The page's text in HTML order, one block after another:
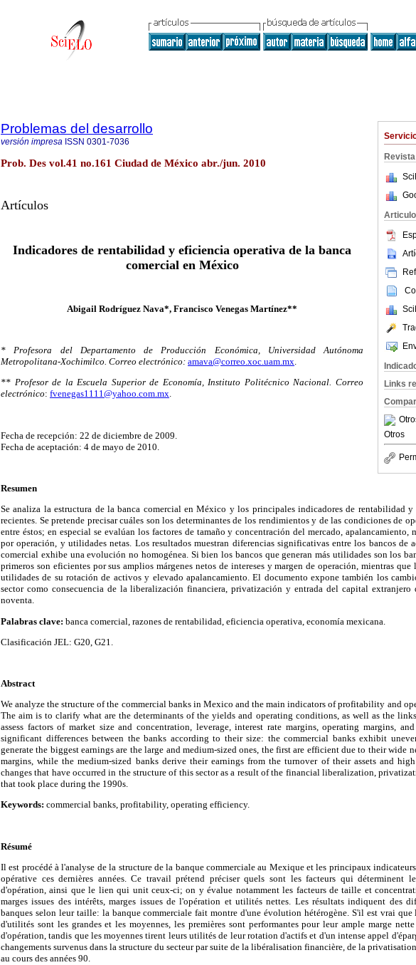
Revista
Articulo
Links
Otros
Problemas del desarrollo
versión impresa ISSN 0301-7036
Prob. Des vol.41 no.161 Ciudad de México abr./jun. 2010
Artículos
Indicadores de rentabilidad y eficiencia operativa de la banca
comercial en México
Abigail Rodríguez Nava*, Francisco Venegas Martínez**
* Profesora del Departamento de Producción Económica, Universidad Autónoma
Metropolitana-Xochimilco. Correo electrónico: amava@correo.xoc.uam.mx.
** Profesor de la Escuela Superior de Economía, Instituto Politécnico Nacional. Correo
electrónico: fvenegas1111@yahoo.com.mx.
Fecha de recepción: 22 de diciembre de 2009.
Fecha de aceptación: 4 de mayo de 2010.
Resumen
Se analiza la estructura de la banca comercial en México y los principales indicadores de rentabilidad
recientes. Se pretende precisar cuáles son los determinantes de los rendimientos y de las condiciones de
entre éstos; en especial se evalúan los factores de tamaño y concentración del mercado, apalancamiento,
por operación, y utilidades netas. Los resultados muestran diferencias significativas entre los bancos de
comercial exhibe una evolución no homogénea. Si bien los bancos que generan más utilidades son los
primeros son eficientes por sus amplios márgenes netos de intereses y margen de operación, mientras que
utilidades de su rotación de activos y elevado apalancamiento. El documento expone también los
sector como consecuencia de la liberalización financiera, privatización y entrada del capital
noventa.
Palabras clave: banca comercial, razones de rentabilidad, eficiencia operativa, economía mexicana.
Clasificación JEL: G20, G21.
Abstract
We analyze the structure of the commercial banks in Mexico and the main indicators of profitability and
The aim is to clarify what are the determinants of the yields and operating conditions, as well as the
assess factors of market size and concentration, leverage, interest rate margins, operating margins,
significant differences between the banks according to their size: the commercial banks exhibit
generate the biggest earnings are the large and medium-sized ones, the first are efficient due to their wide
margins, while the medium-sized banks derive their earnings from the turnover of their assets and
changes that have occurred in the structure of this sector as a result of the financial liberalization,
that took place during the 1990s.
Keywords: commercial banks, profitability, operating efficiency.
Résumé
Il est procédé à l'analyse de la structure de la banque commerciale au Mexique et les principaux
opérative ces dernières années. Ce travail prétend préciser quels sont les facteurs qui déterminent
d'opération, ainsi que le lien qui unit ceux-ci; on y évalue notamment les facteurs de taille et
marges issues des intérêts, marges issues de l'opération et utilités nettes. Les résultats indiquent des
banques selon leur taille: la banque commerciale fait montre d'une évolution hétérogène. S'il est vrai que
d'utilités sont les grandes et les moyennes, les premières sont performantes pour leur ample marge
d'opération, tandis que les moyennes tirent leurs utilités de leur rotation d'actifs et d'un intense appel
changements survenus dans la structure du secteur par suite de la libéralisation financière, de la
au cours des années 90.